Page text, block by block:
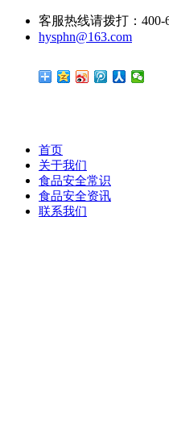
客服热线请拨打：400-
hysphn@163.com
首页
关于我们
食品安全常识
食品安全资讯
联系我们